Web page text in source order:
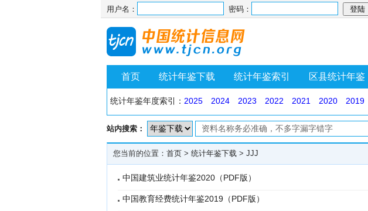
用户名： 密码：
首页 统计年鉴下载 统计年鉴索引 区县统计年鉴
统计年鉴年度索引： 2025 2024 2023 2022 2021 2020 2019
站内搜索：
您当前的位置： 首页 > 统计年鉴下载 > JJJ
中国建筑业统计年鉴2020（PDF版）
中国教育经费统计年鉴2019（PDF版）